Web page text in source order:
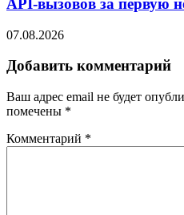
API-вызовов за первую
07.08.2026
Добавить комментарий
Ваш адрес email не будет
помечены *
Комментарий *